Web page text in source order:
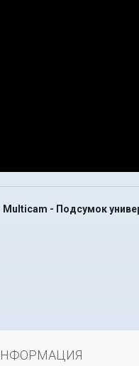
Multicam - Подсумок